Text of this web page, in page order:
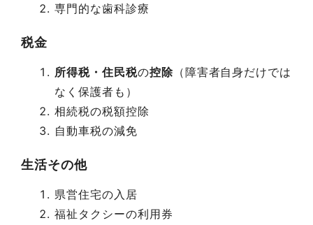
専門的な歯科診療
税金
所得税・住民税の控除（障害者自身だけでは
なく保護者も）
相続税の税額控除
自動車税の減免
生活その他
県営住宅の入居
福祉タクシーの利用券